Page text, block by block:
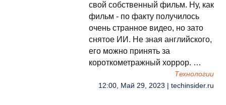
свой собственный фильм. Ну, как
фильм - по факту получилось
очень странное видео, но зато
снятое ИИ. Не зная английского,
его можно принять за
короткометражный хоррор. …
Технологии
12:00, Май 29, 2023 | techinsider.ru